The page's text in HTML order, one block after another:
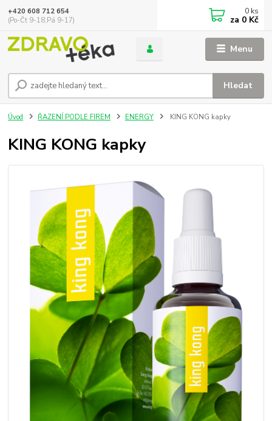
Menu
Hledat
+420 608 712 654
(Po-Čt 9-18,Pá 9-17)
0 ks
za 0 Kč
Úvod ŘAZENÍ PODLE FIREM ENERGY KING KONG kapky
KING KONG kapky